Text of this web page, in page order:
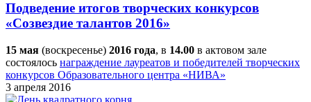
Подведение итогов творческих конкурсов
«Созвездие талантов 2016»
15 мая (воскресенье) 2016 года, в 14.00 в актовом зале
состоялось награждение лауреатов и победителей творческих
конкурсов Образовательного центра «НИВА»
3 апреля 2016